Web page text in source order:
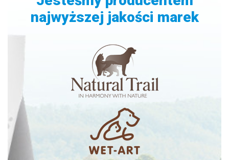
najwyższej jakości marek